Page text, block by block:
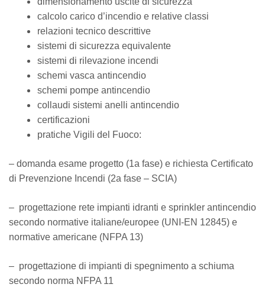
calcolo carico d’incendio e relative classi
relazioni tecnico descrittive
sistemi di sicurezza equivalente
sistemi di rilevazione incendi
schemi vasca antincendio
schemi pompe antincendio
collaudi sistemi anelli antincendio
certificazioni
pratiche Vigili del Fuoco:
– domanda esame progetto (1a fase) e richiesta Certificato
di Prevenzione Incendi (2a fase – SCIA)
– progettazione rete impianti idranti e sprinkler antincendio
secondo normative italiane/europee (UNI-EN 12845) e
normative americane (NFPA 13)
– progettazione di impianti di spegnimento a schiuma
secondo norma NFPA 11